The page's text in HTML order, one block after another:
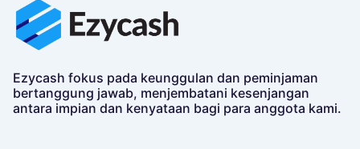
Ezycash fokus pada keunggulan dan peminjaman
bertanggung jawab, menjembatani kesenjangan
antara impian dan kenyataan bagi para anggota kami.